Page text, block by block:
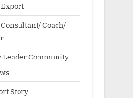
Export
Consultant/ Coach/
Leader Community
Story